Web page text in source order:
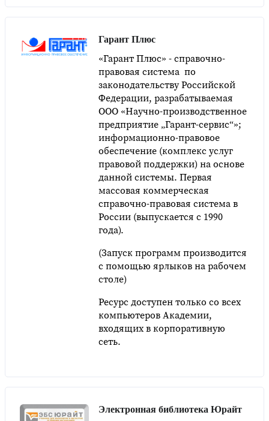
Гарант Плюс
«Гарант Плюс» - cправочно-
правовая система по
законодательству Российской
Федерации, разрабатываемая
ООО «Научно-производственное
предприятие „Гарант-сервис“»;
информационно-правовое
обеспечение (комплекс услуг
правовой поддержки) на основе
данной системы. Первая
массовая коммерческая
справочно-правовая система в
России (выпускается с 1990
года).
(Запуск программ производится
с помощью ярлыков на рабочем
столе)
Ресурс доступен только со всех
компьютеров Академии,
входящих в корпоративную
сеть.
Электронная библиотека Юрайт